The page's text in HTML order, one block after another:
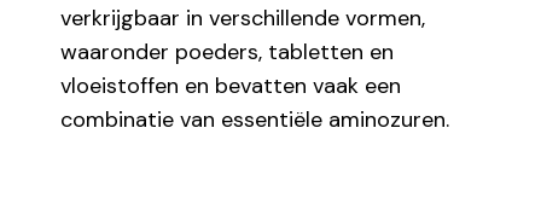
verkrijgbaar in verschillende vormen,
waaronder poeders, tabletten en
vloeistoffen en bevatten vaak een
combinatie van essentiële aminozuren.